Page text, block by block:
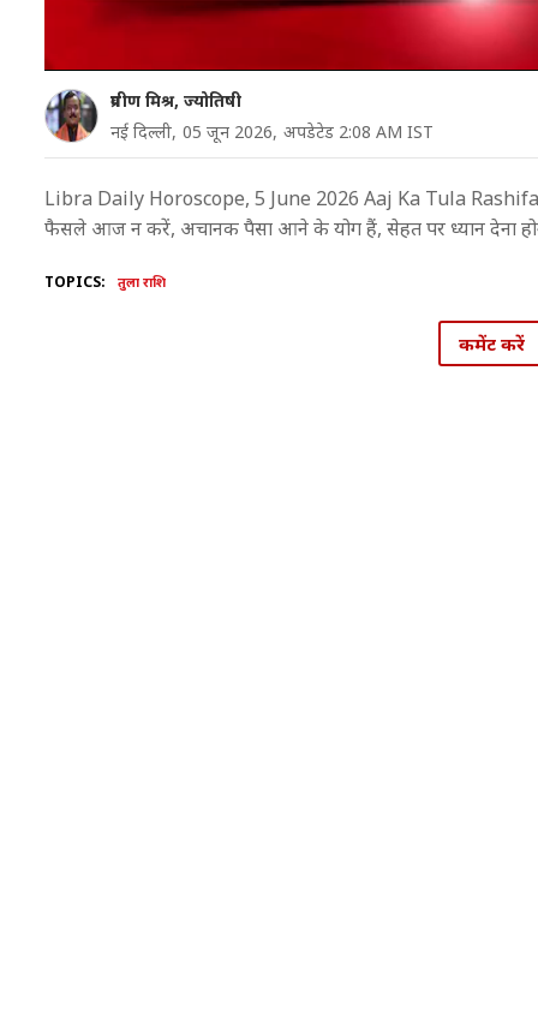
प्रवीण मिश्र, ज्योतिषी
नई दिल्ली, 05 जून 2026, अपडेटेड 2:08 AM IST
Libra Daily Horoscope, 5 June 2026 Aaj Ka Tula Rashifal
फैसले आज न करें, अचानक पैसा आने के योग हैं, सेहत पर ध्यान देना
TOPICS: तुला राशि
कमेंट करें